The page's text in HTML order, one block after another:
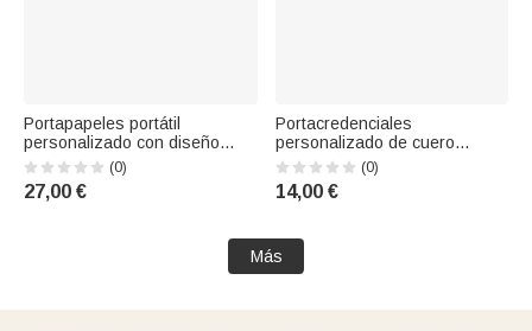
Portapapeles portátil
personalizado con diseño
vintage de flores en acuarela,
con nombre y apellido; regalo
de cumpleaños y de
(0)
27,00 €
Portacredenciales
personalizado de cuero
sintético PU con el mensaje
«Me alegro de verte» y texto
en la parte trasera; regalo de
Profesor y la vuelta al cole
(0)
14,00 €
Más